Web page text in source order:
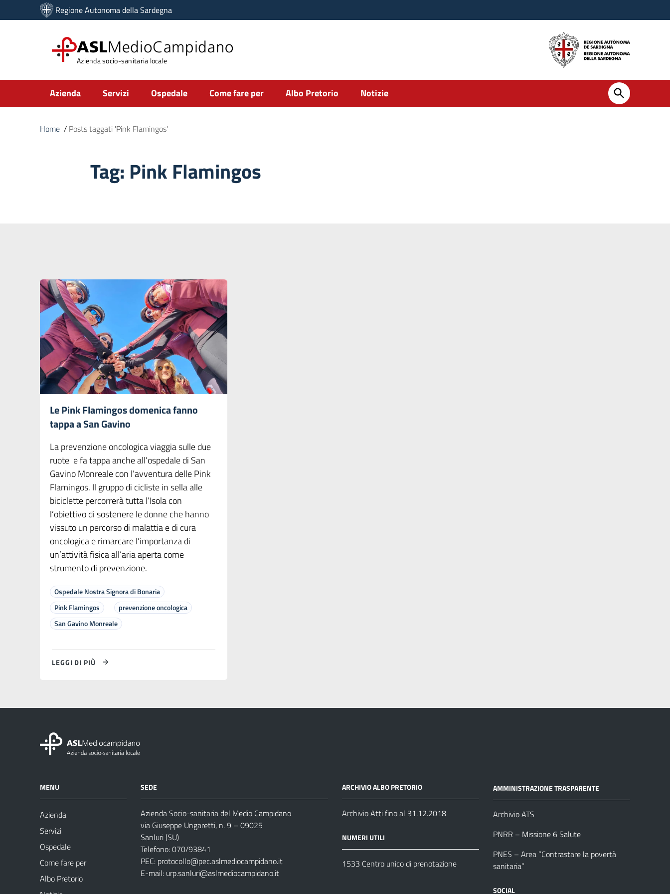
Vai ai contenuti
Vai al menu di navigazione
Regione Autonoma della Sardegna
ASLMedioCampidano
Azienda socio-sanitaria locale
Submenu
Azienda Servizi Ospedale Come fare per Albo Pretorio Notizie
Home / Posts taggati 'Pink Flamingos'
Tag: Pink Flamingos
Le Pink Flamingos domenica fanno
tappa a San Gavino
La prevenzione oncologica viaggia sulle due
ruote e fa tappa anche all’ospedale di San
Gavino Monreale con l’avventura delle Pink
Flamingos. Il gruppo di cicliste in sella alle
biciclette percorrerà tutta l’Isola con
l’obiettivo di sostenere le donne che hanno
vissuto un percorso di malattia e di cura
oncologica e rimarcare l’importanza di
un’attività fisica all’aria aperta come
strumento di prevenzione.
Ospedale Nostra Signora di Bonaria
Pink Flamingos
prevenzione oncologica
San Gavino Monreale
LEGGI DI PIÙ
MENU
Azienda
Servizi
Ospedale
Come fare per
Albo Pretorio
SEDE
Azienda Socio-sanitaria del Medio Campidano
via Giuseppe Ungaretti, n. 9 – 09025
Sanluri (SU)
Telefono: 070/93841
PEC: protocollo@pec.aslmediocampidano.it
E-mail: urp.sanluri@aslmediocampidano.it
ARCHIVIO ALBO PRETORIO
Archivio Atti fino al 31.12.2018
NUMERI UTILI
1533 Centro unico di prenotazione
AMMINISTRAZIONE TRASPARENTE
Archivio ATS
PNRR – Missione 6 Salute
PNES – Area “Contrastare la povertà
sanitaria”
SOCIAL